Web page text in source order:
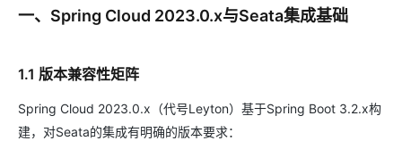
一、Spring Cloud 2023.0.x与Seata集成基础
1.1 版本兼容性矩阵
Spring Cloud 2023.0.x（代号Leyton）基于Spring Boot 3.2.x构
建，对Seata的集成有明确的版本要求：